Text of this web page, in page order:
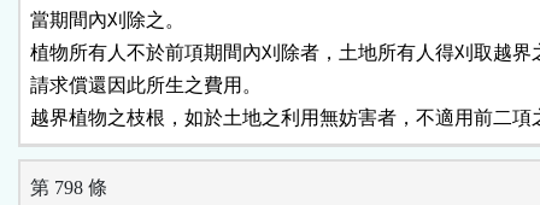
當期間內刈除之。
植物所有人不於前項期間內刈除者，土地所有人得刈取越界
請求償還因此所生之費用。
越界植物之枝根，如於土地之利用無妨害者，不適用前二項
第 798 條